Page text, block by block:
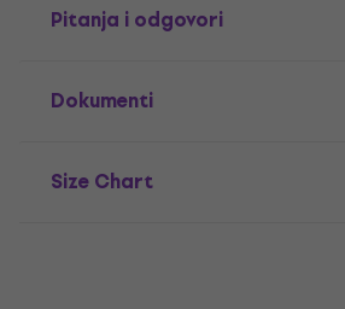
Pitanja i odgovori
Dokumenti
Size Chart